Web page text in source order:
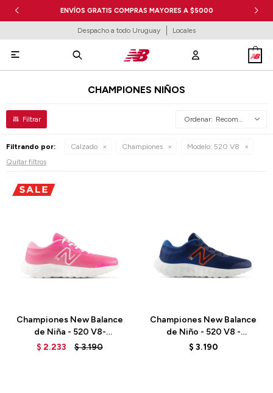
ENVÍOS GRATIS COMPRAS MAYORES A $5000
Despacho a todo Uruguay Locales

CHAMPIONES NIÑOS
Recomendados
Filtrando por: Calzado Championes Modelo: 520 V8
Quitar filtros
Championes New Balance
de Niña - 520 V8-
GP520PK8 - HI-PINK
$ 2.233 $3.190
Championes New Balance
de Niño - 520 V8 -
GP520RR8 - NAVY
$ 3.190